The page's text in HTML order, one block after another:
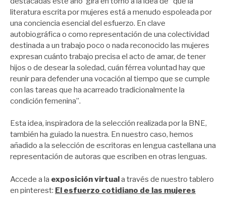
literatura escrita por mujeres está a menudo espoleada por
una conciencia esencial del esfuerzo. En clave
autobiográfica o como representación de una colectividad
destinada a un trabajo poco o nada reconocido las mujeres
expresan cuánto trabajo precisa el acto de amar, de tener
hijos o de desear la soledad, cuán férrea voluntad hay que
reunir para defender una vocación al tiempo que se cumple
con las tareas que ha acarreado tradicionalmente la
condición femenina”.
Esta idea, inspiradora de la selección realizada por la BNE,
también ha guiado la nuestra. En nuestro caso, hemos
añadido a la selección de escritoras en lengua castellana una
representación de autoras que escriben en otras lenguas.
Accede a la exposición virtuala través de nuestro tablero
en pinterest: El esfuerzo cotidiano de las mujeres